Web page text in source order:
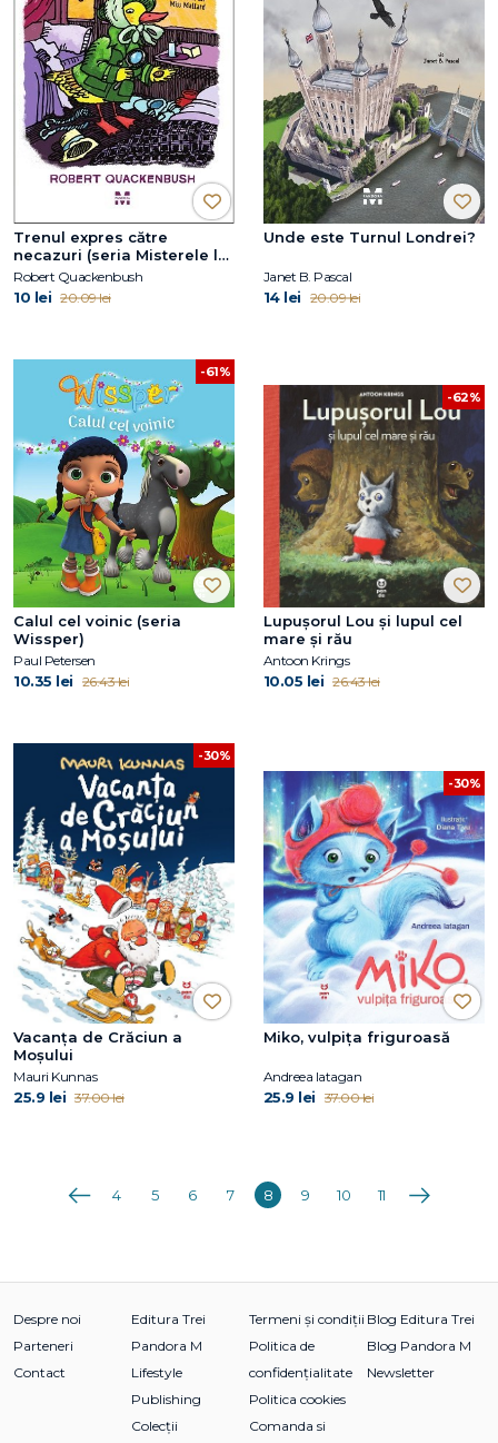
Trenul expres către
necazuri (seria Misterele lui
Miss Mallard)
Robert Quackenbush
10 lei 20.09 lei
Unde este Turnul Londrei?
Janet B. Pascal
14 lei 20.09 lei
-61%
Calul cel voinic (seria
Wissper)
Paul Petersen
10.35 lei 26.43 lei
-62%
Lupușorul Lou și lupul cel
mare și rău
Antoon Krings
10.05 lei 26.43 lei
-30%
Vacanța de Crăciun a
Moșului
Mauri Kunnas
25.9 lei 37.00 lei
-30%
Miko, vulpița friguroasă
Andreea Iatagan
25.9 lei 37.00 lei
Anterioara
4 5 6 7 8 9 10 11 Următoarea
Despre noi
Parteneri
Contact
Editura Trei
Pandora M
Lifestyle
Publishing
Colecții
Termeni și condiții
Politica de
confidențialitate
Politica cookies
Comanda si
Blog Editura Trei
Blog Pandora M
Newsletter